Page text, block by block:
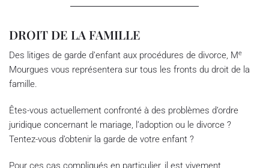
DROIT DE LA FAMILLE
Des litiges de garde d’enfant aux procédures de divorce, Me
Mourgues vous représentera sur tous les fronts du droit de la
famille.
Êtes-vous actuellement confronté à des problèmes d’ordre
juridique concernant le mariage, l’adoption ou le divorce ?
Tentez-vous d’obtenir la garde de votre enfant ?
Pour ces cas compliqués en particulier, il est vivement